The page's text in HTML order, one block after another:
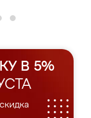
В 5%